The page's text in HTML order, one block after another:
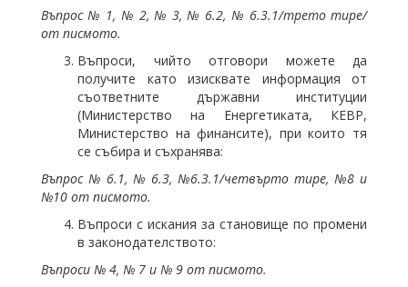
Въпрос № 1, № 2, № 3, № 6.2, № 6.3.1/трето тире/
от писмото.
Въпроси, чийто отговори можете да
получите като изисквате информация от
съответните държавни институции
(Министерство на Енергетиката, КЕВР,
Министерство на финансите), при които тя
се събира и съхранява:
Въпрос № 6.1, № 6.3, №6.3.1/четвърто тире, №8 и
№10 от писмото.
Въпроси с искания за становище по промени
в законодателството:
Въпроси № 4, № 7 и № 9 от писмото.